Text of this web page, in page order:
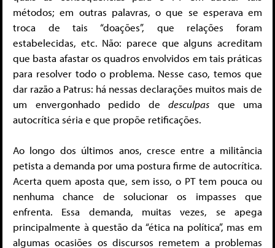
métodos; em outras palavras, o que se esperava em
troca de tais “doações”, que relações foram
estabelecidas, etc. Não: parece que alguns acreditam
que basta afastar os quadros envolvidos em tais práticas
para resolver todo o problema. Nesse caso, temos que
dar razão a Patrus: há nessas declarações muitos mais de
um envergonhado pedido de desculpas que uma
autocrítica séria e que propõe retificações.
Ao longo dos últimos anos, cresce entre a militância
petista a demanda por uma postura firme de autocrítica.
Acerta quem aposta que, sem isso, o PT tem pouca ou
nenhuma chance de solucionar os impasses que
enfrenta. Essa demanda, muitas vezes, se apega
principalmente à questão da “ética na política”, mas em
algumas ocasiões os discursos remetem a problemas